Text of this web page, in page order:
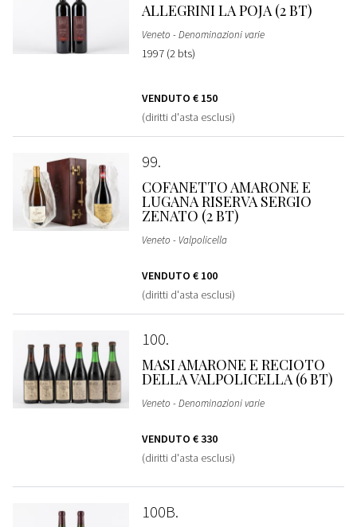
ALLEGRINI LA POJA (2 BT)
Veneto - Denominazioni varie
1997 (2 bts)
VENDUTO € 150
(diritti d'asta esclusi)
99
COFANETTO AMARONE E
LUGANA RISERVA SERGIO
ZENATO (2 BT)
Veneto - Valpolicella
VENDUTO € 100
(diritti d'asta esclusi)
100
MASI AMARONE E RECIOTO
DELLA VALPOLICELLA (6 BT)
Veneto - Denominazioni varie
VENDUTO € 330
(diritti d'asta esclusi)
100B